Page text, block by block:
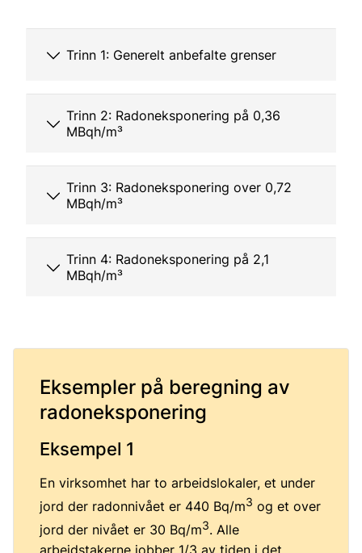
Trinn 1: Generelt anbefalte grenser
Trinn 2: Radoneksponering på 0,36
MBqh/m³
Trinn 3: Radoneksponering over 0,72
MBqh/m³
Trinn 4: Radoneksponering på 2,1
MBqh/m³
Eksempler på beregning av
radoneksponering
Eksempel 1
En virksomhet har to arbeidslokaler, et under
jord der radonnivået er 440 Bq/m3 og et over
jord der nivået er 30 Bq/m3. Alle
arbeidstakerne jobber 1/3 av tiden i det